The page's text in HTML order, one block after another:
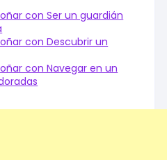
con Ser un guardián
con Descubrir un
con Navegar en un